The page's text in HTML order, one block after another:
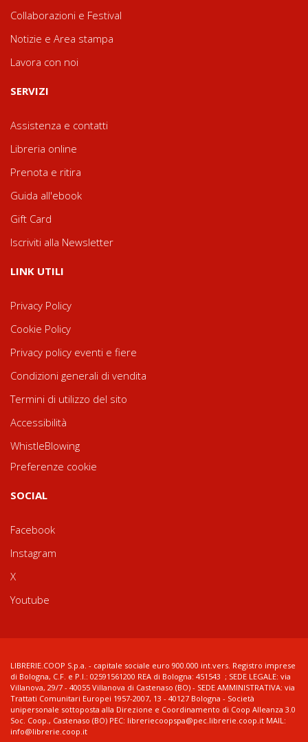
Collaborazioni e Festival
Notizie e Area stampa
Lavora con noi
SERVIZI
Assistenza e contatti
Libreria online
Prenota e ritira
Guida all'ebook
Gift Card
Iscriviti alla Newsletter
LINK UTILI
Privacy Policy
Cookie Policy
Privacy policy eventi e fiere
Condizioni generali di vendita
Termini di utilizzo del sito
Accessibilità
WhistleBlowing
Preferenze cookie
SOCIAL
Facebook
Instagram
X
Youtube
LIBRERIE.COOP S.p.a. - capitale sociale euro 900.000 int.vers. Registro imprese
di Bologna, C.F. e P.I.: 02591561200 REA di Bologna: 451543 ; SEDE LEGALE: via
Villanova, 29/7 - 40055 Villanova di Castenaso (BO) - SEDE AMMINISTRATIVA: via
Trattati Comunitari Europei 1957-2007, 13 - 40127 Bologna - Società
unipersonale sottoposta alla Direzione e Coordinamento di Coop Alleanza 3.0
Soc. Coop., Castenaso (BO) PEC: libreriecoopspa@pec.librerie.coop.it MAIL:
info@librerie.coop.it